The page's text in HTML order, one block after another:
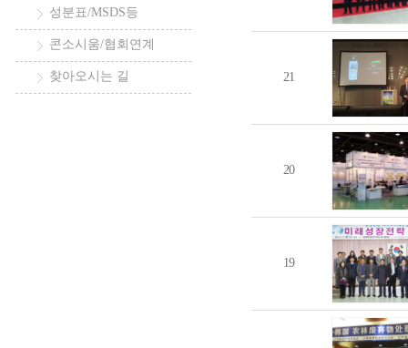
성분표/MSDS등
콘소시움/협회연계
찾아오시는 길 21
20
19